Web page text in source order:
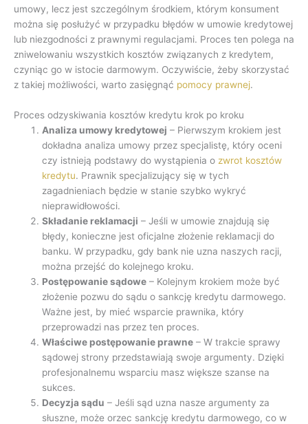
umowy, lecz jest szczególnym środkiem, którym konsument
można się posłużyć w przypadku błędów w umowie kredytowej
lub niezgodności z prawnymi regulacjami. Proces ten polega na
zniwelowaniu wszystkich kosztów związanych z kredytem,
czyniąc go w istocie darmowym. Oczywiście, żeby skorzystać
z takiej możliwości, warto zasięgnąć pomocy prawnej.
Proces odzyskiwania kosztów kredytu krok po kroku
Analiza umowy kredytowej – Pierwszym krokiem jest
dokładna analiza umowy przez specjalistę, który oceni
czy istnieją podstawy do wystąpienia o zwrot kosztów
kredytu. Prawnik specjalizujący się w tych
zagadnieniach będzie w stanie szybko wykryć
nieprawidłowości.
Składanie reklamacji – Jeśli w umowie znajdują się
błędy, konieczne jest oficjalne złożenie reklamacji do
banku. W przypadku, gdy bank nie uzna naszych racji,
można przejść do kolejnego kroku.
Postępowanie sądowe – Kolejnym krokiem może być
złożenie pozwu do sądu o sankcję kredytu darmowego.
Ważne jest, by mieć wsparcie prawnika, który
przeprowadzi nas przez ten proces.
Właściwe postępowanie prawne – W trakcie sprawy
sądowej strony przedstawiają swoje argumenty. Dzięki
profesjonalnemu wsparciu masz większe szanse na
sukces.
Decyzja sądu – Jeśli sąd uzna nasze argumenty za
słuszne, może orzec sankcję kredytu darmowego, co w